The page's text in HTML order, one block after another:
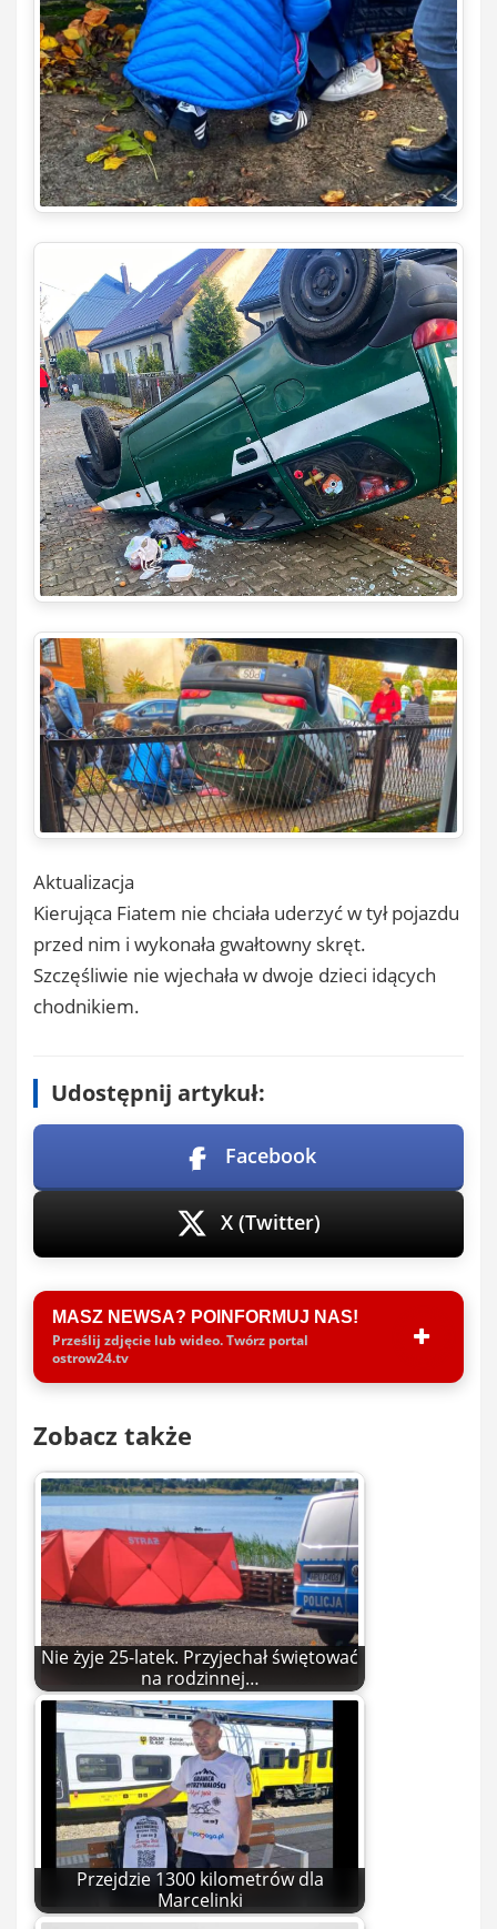
Aktualizacja
Kierująca Fiatem nie chciała uderzyć w tył pojazdu
przed nim i wykonała gwałtowny skręt.
Szczęśliwie nie wjechała w dwoje dzieci idących
chodnikiem.
Udostępnij artykuł:
Facebook
X (Twitter)
MASZ NEWSA? POINFORMUJ NAS!
Prześlij zdjęcie lub wideo. Twórz portal
ostrow24.tv
Zobacz także
Nie żyje 25-latek. Przyjechał świętować
na rodzinnej…
Przejdzie 1300 kilometrów dla
Marcelinki